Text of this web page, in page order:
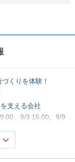
くりを体験！
支える会社
、9/3 16:00、9/9